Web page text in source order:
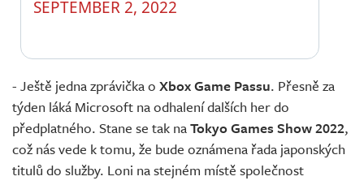
SEPTEMBER 2, 2022
- Ještě jedna zprávička o Xbox Game Passu. Přesně za
týden láká Microsoft na odhalení dalších her do
předplatného. Stane se tak naTokyo Games Show 2022,
což nás vede k tomu, že bude oznámena řada japonských
titulů do služby. Loni na stejném místě společnost